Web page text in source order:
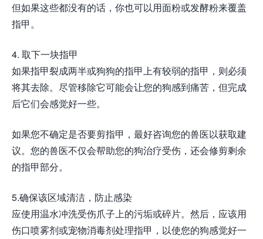
但如果这些都没有的话，你也可以用面粉或发酵粉来覆盖
指甲。
4. 取下一块指甲
如果指甲裂成两半或狗狗的指甲上有较弱的指甲，则必须
将其去除。尽管移除它可能会让您的狗感到痛苦，但完成
后它们会感觉好一些。
如果您不确定是否要剪指甲，最好咨询您的兽医以获取建
议。您的兽医不仅会帮助您的狗治疗受伤，还会修剪剩余
的指甲部分。
5.确保该区域清洁，防止感染
应使用温水冲洗受伤爪子上的污垢或碎片。然后，应该用
伤口喷雾剂或宠物消毒剂处理指甲，以使您的狗感觉好一